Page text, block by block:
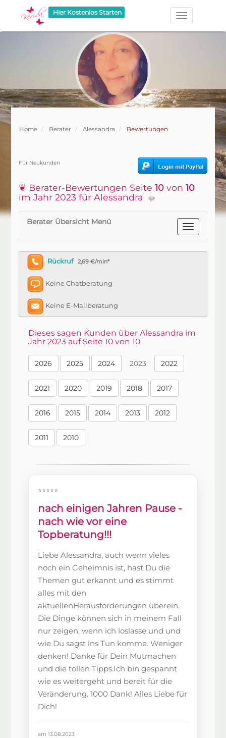
Hier Kostenlos Starten
Home Berater Alessandra Bewertungen
Für Neukunden
❦ Berater-Bewertungen Seite10 von10
im Jahr 2023 für Alessandra
Berater Übersicht Menü
Rückruf 2,69 €/min*
Keine Chatberatung
Keine E-Mailberatung
Dieses sagen Kunden über Alessandra im
Jahr 2023 auf Seite 10 von 10
2026 2025 2024 2023 2022
2021 2020 2019 2018 2017
2016 2015 2014 2013 2012
2011 2010
⭐⭐⭐⭐⭐
nach einigen Jahren Pause -
nach wie vor eine
Topberatung!!!
Liebe Alessandra, auch wenn vieles
noch ein Geheimnis ist, hast Du die
Themen gut erkannt und es stimmt
alles mit den
aktuellenHerausforderungen überein.
Die Dinge können sich in meinem Fall
nur zeigen, wenn ich loslasse und und
wie Du sagst ins Tun komme. Weniger
denken! Danke für Dein Mutmachen
und die tollen Tipps.Ich bin gespannt
wie es weitergeht und bereit für die
Veränderung. 1000 Dank! Alles Liebe für
Dich!
am 13.08.2023